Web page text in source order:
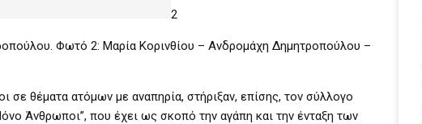
2
Φωτό 2: Μαρία Κορινθίου – Ανδρομάχη Δημητροπούλου –
θέματα ατόμων με αναπηρία, στήριξαν, επίσης, τον σύλλογο
Άνθρωποι”, που έχει ως σκοπό την αγάπη και την ένταξη των